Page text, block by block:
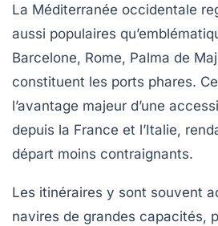
La Méditerranée occidentale
aussi populaires
Barcelone, Rome, Palma de
constituent les ports phares.
l’avantage majeur d’une
depuis la France et l’Italie,
départ moins contraignants.
Les itinéraires y sont souvent
navires de grandes capacités,